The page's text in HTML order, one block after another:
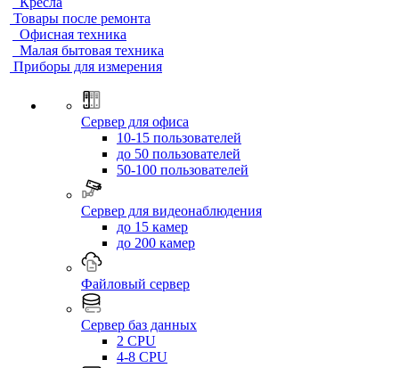
Товары после ремонта
Офисная техника
Малая бытовая техника
Приборы для измерения
Сервер для офиса
10-15 пользователей
до 50 пользователей
50-100 пользователей
Сервер для видеонаблюдения
до 15 камер
до 200 камер
Файловый сервер
Сервер баз данных
2 CPU
4-8 CPU